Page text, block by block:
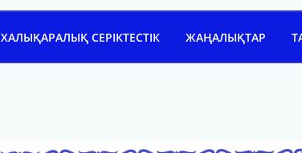
ХАЛЫҚАРАЛЫҚ СЕРІКТЕСТІК ЖАҢАЛЫҚТАР